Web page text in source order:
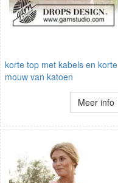
korte top met kabels en korte
mouw van katoen
Meer info